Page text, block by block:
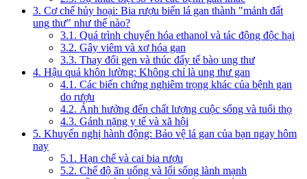
3. Cơ chế hủy hoại: Bia rượu biến lá gan thành "mảnh đất
ung thư" như thế nào?
3.1. Quá trình chuyển hóa ethanol và tác động độc hại
3.2. Gây viêm và xơ hóa gan
3.3. Thay đổi gen và thúc đẩy tế bào ung thư
4. Hậu quả khôn lường: Không chỉ là ung thư gan
4.1. Các biến chứng nghiêm trọng khác của bệnh gan
do rượu
4.2. Ảnh hưởng đến chất lượng cuộc sống và tuổi thọ
4.3. Gánh nặng y tế và xã hội
5. Khuyến nghị hành động: Bảo vệ lá gan của bạn ngay hôm
nay
5.1. Hạn chế và cai bia rượu
5.2. Chế độ ăn uống và lối sống lành mạnh